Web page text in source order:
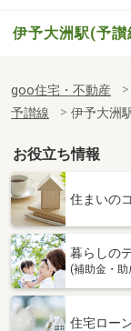
伊予大洲駅(予
goo住宅・不動産
予讃線
伊予大洲
お役立ち情報
住まいの
暮らしの
(補助金・助
住宅ロー